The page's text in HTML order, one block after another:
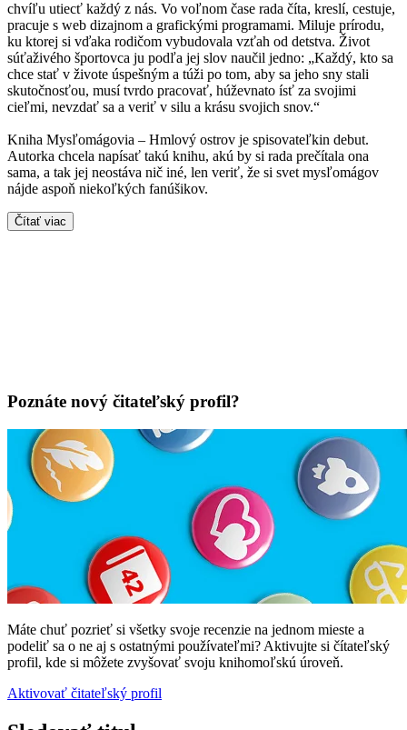
chvíľu utiecť každý z nás. Vo voľnom čase rada číta, kreslí, cestuje,
pracuje s web dizajnom a grafickými programami. Miluje prírodu,
ku ktorej si vďaka rodičom vybudovala vzťah od detstva. Život
súťaživého športovca ju podľa jej slov naučil jedno: „Každý, kto sa
chce stať v živote úspešným a túži po tom, aby sa jeho sny stali
skutočnosťou, musí tvrdo pracovať, húževnato ísť za svojimi
cieľmi, nevzdať sa a veriť v silu a krásu svojich snov.“
Kniha Mysľomágovia – Hmlový ostrov je spisovateľkin debut.
Autorka chcela napísať takú knihu, akú by si rada prečítala ona
sama, a tak jej neostáva nič iné, len veriť, že si svet mysľomágov
nájde aspoň niekoľkých fanúšikov.
Čítať viac
Poznáte nový čitateľský profil?
Máte chuť pozrieť si všetky svoje recenzie na jednom mieste a
podeliť sa o ne aj s ostatnými používateľmi? Aktivujte si čítateľský
profil, kde si môžete zvyšovať svoju knihomoľskú úroveň.
Aktivovať čitateľský profil